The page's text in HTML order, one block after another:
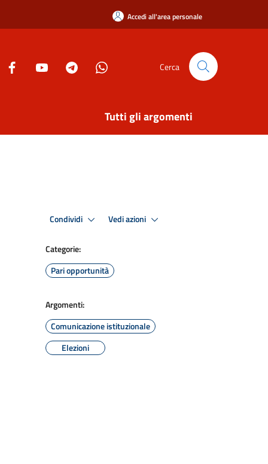
Accedi all'area personale
Cerca
Tutti gli argomenti
Condividi Vedi azioni
Categorie:
Pari opportunità
Argomenti:
Comunicazione istituzionale
Elezioni